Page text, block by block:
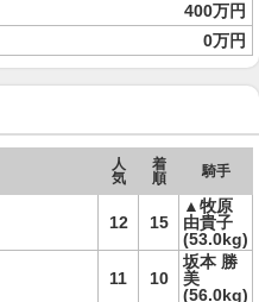
400万円
0万円
人
気
着
順
騎手
12 15
▲牧原
由貴子
(53.0kg)
11 10
坂本 勝
美
(56.0kg)